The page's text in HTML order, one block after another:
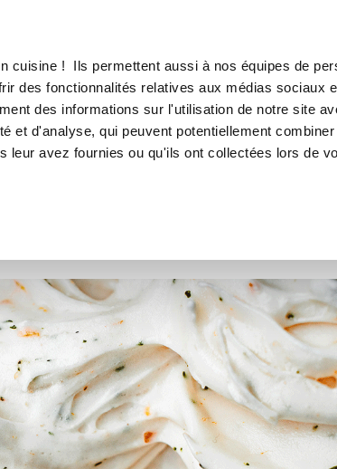
cuisine ! Ils permettent aussi à nos équipes de
des fonctionnalités relatives aux médias sociaux
des informations sur l'utilisation de notre site
et d'analyse, qui peuvent potentiellement
leur avez fournies ou qu'ils ont collectées lors de
glacée,
granité… quelles